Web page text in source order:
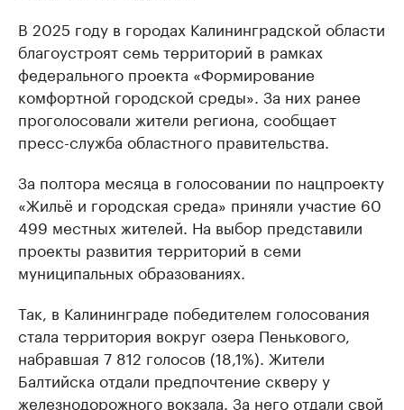
В 2025 году в городах Калининградской области
благоустроят семь территорий в рамках
федерального проекта «Формирование
комфортной городской среды». За них ранее
проголосовали жители региона, сообщает
пресс-служба областного правительства.
За полтора месяца в голосовании по нацпроекту
«Жильё и городская среда» приняли участие 60
499 местных жителей. На выбор представили
проекты развития территорий в семи
муниципальных образованиях.
Так, в Калининграде победителем голосования
стала территория вокруг озера Пенькового,
набравшая 7 812 голосов (18,1%). Жители
Балтийска отдали предпочтение скверу у
железнодорожного вокзала. За него отдали свой